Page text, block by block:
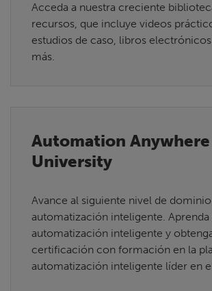
Acceda a nuestra creciente
recursos, que incluye videos
estudios de caso, libros
más.
Automation Anywhere
University
Avance al siguiente nivel de
automatización inteligente. Aprenda
automatización inteligente y
certificación con formación en la
automatización inteligente líder en